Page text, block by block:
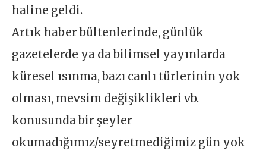
haline geldi.
Artık haber bültenlerinde, günlük
gazetelerde ya da bilimsel yayınlarda
küresel ısınma, bazı canlı türlerinin yok
olması, mevsim değişiklikleri vb.
konusunda bir şeyler
okumadığımız/seyretmediğimiz gün yok